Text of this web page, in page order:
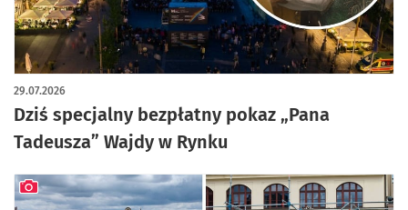
Dziś specjalny bezpłatny pokaz „Pana
Tadeusza” Wajdy w Rynku
29.07.2026